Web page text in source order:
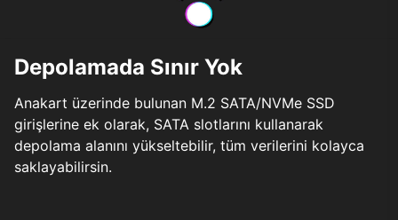
Depolamada Sınır Yok
Anakart üzerinde bulunan M.2 SATA/NVMe SSD
girişlerine ek olarak, SATA slotlarını kullanarak
depolama alanını yükseltebilir, tüm verilerini kolayca
saklayabilirsin.